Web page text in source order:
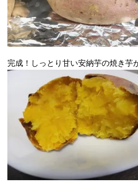
完成！しっとり甘い安納芋の焼き芋